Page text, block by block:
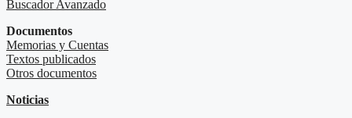
Buscador Avanzado
Documentos
Memorias y Cuentas
Textos publicados
Otros documentos
Noticias